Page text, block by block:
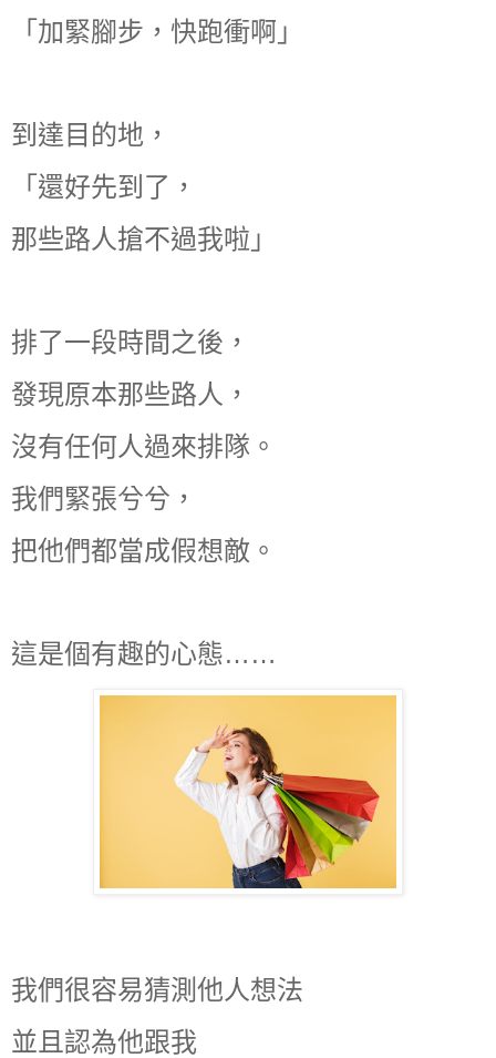
「加緊腳步，快跑衝啊」
到達目的地，
「還好先到了，
那些路人搶不過我啦」
排了一段時間之後，
發現原本那些路人，
沒有任何人過來排隊。
我們緊張兮兮，
把他們都當成假想敵。
這是個有趣的心態……
我們很容易猜測他人想法
並且認為他跟我